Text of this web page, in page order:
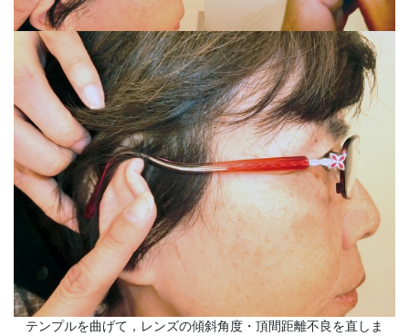
テンプルを曲げて，レンズの傾斜角度・頂間距離不良を直しま